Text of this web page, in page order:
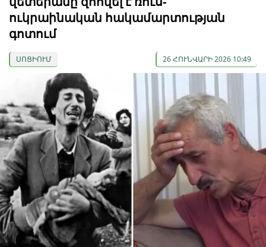
ուկրաինական հակամարտության
գոտում
ՍՈՑԻՈՒՄ 26 ՀՈՒՆՎԱՐԻ 2026 10:49